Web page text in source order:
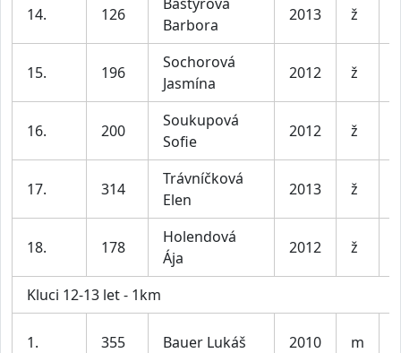
14. 126
Barbora
2013 ž
15. 196
Sochorová
Jasmína
2012 ž
16. 200
Soukupová
Sofie
2012 ž
17. 314
Trávníčková
Elen
2013 ž
18. 178
Holendová
Ája
2012 ž
Kluci 12-13 let - 1km
1. 355 Bauer Lukáš 2010 m